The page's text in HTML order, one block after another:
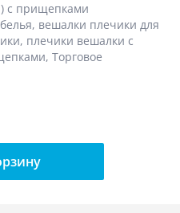
с прищепками
, вешалки плечики для
, плечики вешалки с
, Торговое